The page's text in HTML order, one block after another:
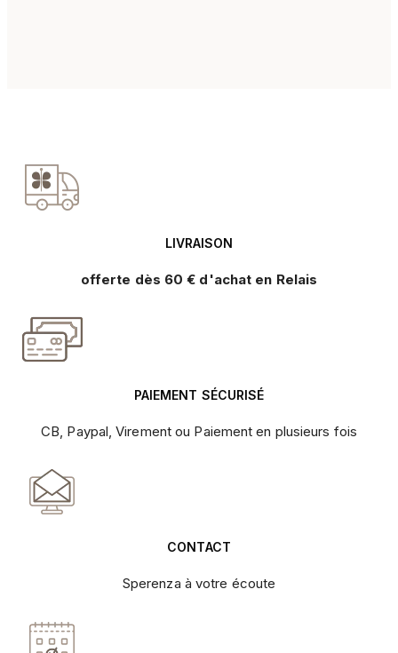
LIVRAISON
offerte dès 60 € d'achat en Relais
PAIEMENT SÉCURISÉ
CB, Paypal, Virement ou Paiement en plusieurs fois
CONTACT
Sperenza à votre écoute